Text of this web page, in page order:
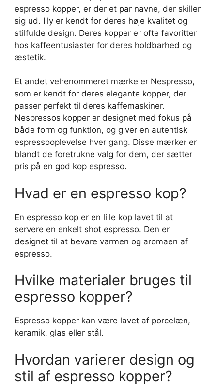
espresso kopper, er der et par navne, der skiller
sig ud. Illy er kendt for deres høje kvalitet og
stilfulde design. Deres kopper er ofte favoritter
hos kaffeentusiaster for deres holdbarhed og
æstetik.
Et andet velrenommeret mærke er Nespresso,
som er kendt for deres elegante kopper, der
passer perfekt til deres kaffemaskiner.
Nespressos kopper er designet med fokus på
både form og funktion, og giver en autentisk
espressooplevelse hver gang. Disse mærker er
blandt de foretrukne valg for dem, der sætter
pris på en god kop espresso.
Hvad er en espresso kop?
En espresso kop er en lille kop lavet til at
servere en enkelt shot espresso. Den er
designet til at bevare varmen og aromaen af
espresso.
Hvilke materialer bruges til
espresso kopper?
Espresso kopper kan være lavet af porcelæn,
keramik, glas eller stål.
Hvordan varierer design og
stil af espresso kopper?